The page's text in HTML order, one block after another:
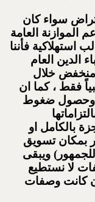
سواء كان
الموازنة العامة
استهلاكية فأننا
الدين العام
منخفض خلال
فقط ، كما ان
وحصول ضغوط
بالكامل او
بمكان تسويق
ويبقى
لا نستطيع
كانت وصفات